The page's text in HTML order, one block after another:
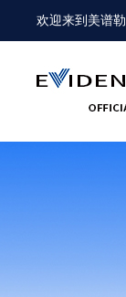
欢迎来到 美谱